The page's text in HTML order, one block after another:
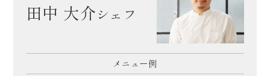
田中 大介シェフ
メニュー例